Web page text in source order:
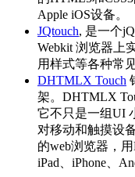
Apple iOS设备。
JQtouch, 是一个
Webkit 浏览器上
用样式等各种常
DHTMLX Touch
架。DHTMLX
它不只是一组UI
对移动和触摸设
的web浏览器，
iPad、iPhone、